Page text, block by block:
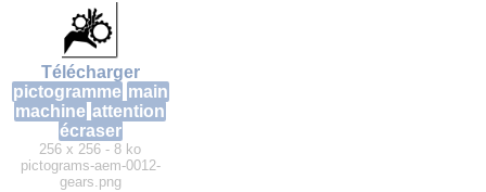
Télécharger
pictogramme main
machine attention
écraser
256 x 256 - 8 ko
pictograms-aem-0012-
gears.png